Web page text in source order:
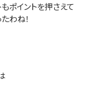
ポイントを押さえて
わね！